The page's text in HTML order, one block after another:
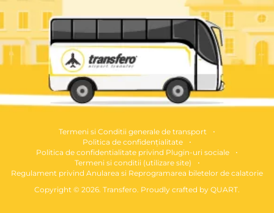
Termeni si Conditii generale de transport
Politica de confidențialitate
Politica de confidentialitate privind Plugin-uri sociale
Termeni si conditii (utilizare site)
Regulament privind Anularea si Reprogramarea biletelor de calatorie
Copyright © 2026. Transfero. Proudly crafted by QUART.